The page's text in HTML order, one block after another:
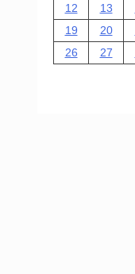
12
13
19
20
26
27